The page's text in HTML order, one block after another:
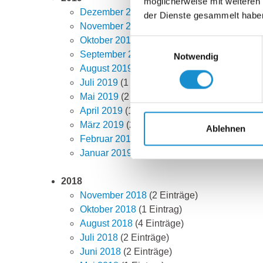
der Dienste gesammelt
Einwilligungsauswahl
Notwendig
Ablehnen
Dezember 2019(1 Eintrag)
November 2019
Oktober 2019
September 2019
(1 Eintrag)
August 2019
Juli 2019 (1 Eintrag)
Mai 2019 (2 Einträge)
April 2019 (1 Eintrag)
März 2019 (2 Einträge)
Februar 2019
Januar 2019
2018
November 2018 (2 Einträge)
Oktober 2018 (1 Eintrag)
August 2018 (4 Einträge)
Juli 2018 (2 Einträge)
Juni 2018 (2 Einträge)